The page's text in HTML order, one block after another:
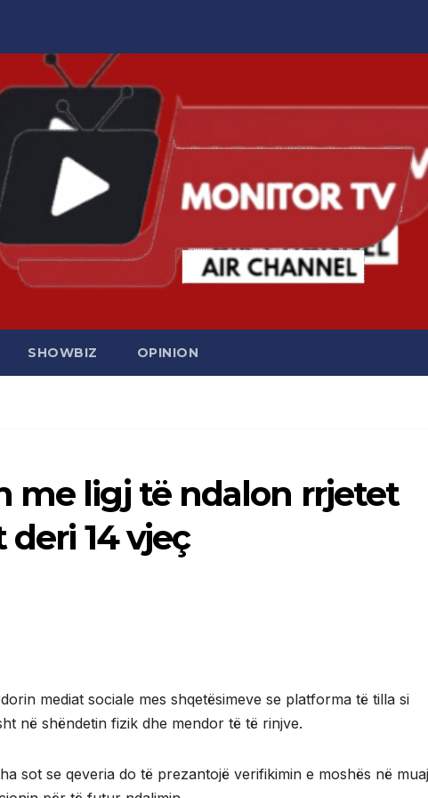
SHOWBIZ OPINION
me ligj të ndalon rrjetet
14 vjeç
mediat sociale mes shqetësimeve se platforma të tilla si
në shëndetin fizik dhe mendor të të rinjve.
sot se qeveria do të prezantojë verifikimin e moshës në